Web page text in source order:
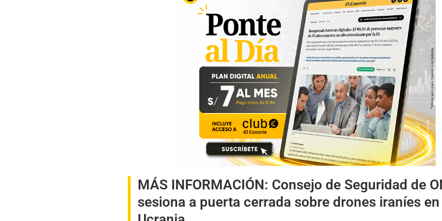
MÁS INFORMACIÓN: Consejo de Seguridad de
sesiona a puerta cerrada sobre drones iraníes en